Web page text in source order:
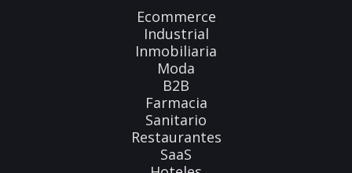
Ecommerce
Industrial
Inmobiliaria
Moda
B2B
Farmacia
Sanitario
Restaurantes
SaaS